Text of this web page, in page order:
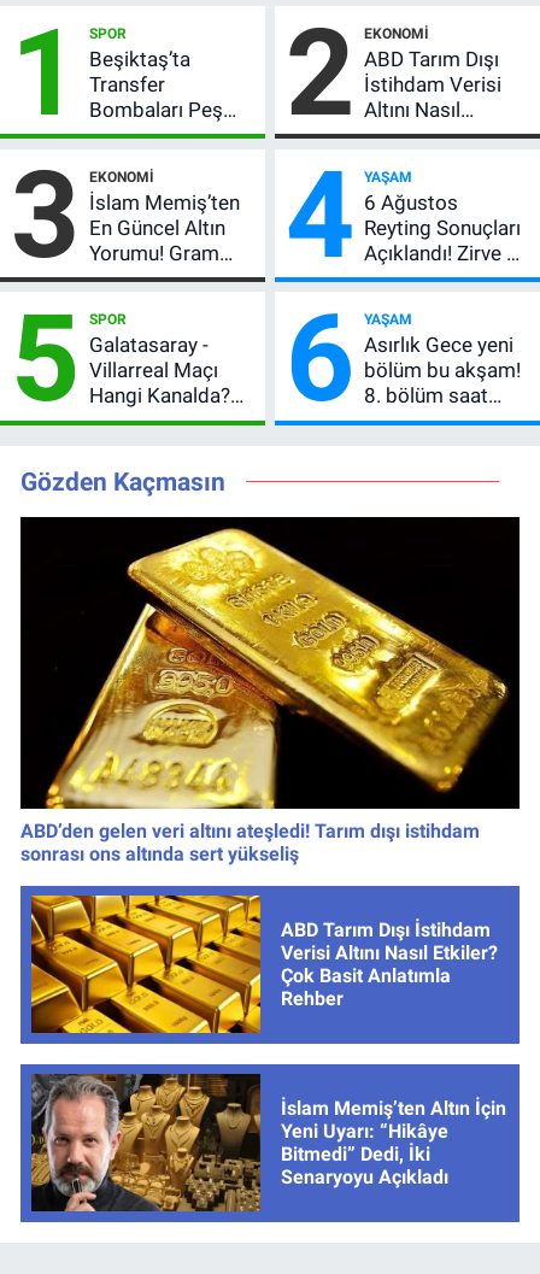
1 SPOR
Beşiktaş’ta
Transfer
Bombaları Peş
Peşe! Adalı
Açıkladı, 5 Yıldız
Daha Listede
2 EKONOMI
ABD Tarım Dışı
İstihdam Verisi
Altını Nasıl
Etkiler? Çok Basit
3 EKONOMI
İslam Memiş’ten
En Güncel Altın
Yorumu! Gram
Altın İçin 6.350 TL
Beklentisi
Değişmedi
4 YAŞAM
6 Ağustos
Reyting Sonuçları
Açıklandı! Zirve El
Değiştirdi:
MasterChef'i
Geride Bıraktı
5 SPOR
Galatasaray -
Villarreal Maçı
Hangi Kanalda?
Hazırlık Maçı Ne
Kaçta, Nereden
İzlenir?
6 YAŞAM
Asırlık Gece yeni
bölüm bu akşam!
8. bölüm saat
kaçta, TRT 1 canlı
Gözden Kaçmasın
ABD’den gelen veri altını ateşledi! Tarım dışı istihdam
sonrası ons altında sert yükseliş
ABD Tarım Dışı İstihdam
Verisi Altını Nasıl Etkiler?
Çok Basit Anlatımla
Rehber
İslam Memiş’ten Altın İçin
Yeni Uyarı: “Hikâye
Bitmedi” Dedi, İki
Senaryoyu Açıkladı